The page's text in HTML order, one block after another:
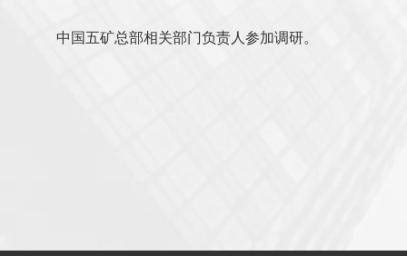
中国五矿总部相关部门负责人参加调研。